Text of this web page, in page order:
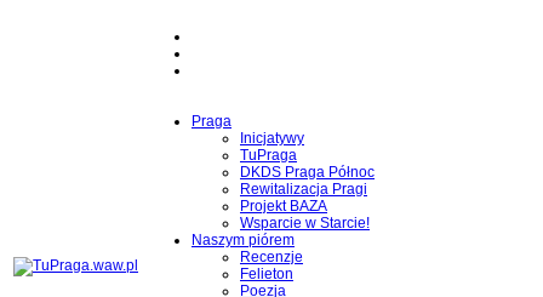
Praga
Inicjatywy
TuPraga
DKDS Praga Północ
Rewitalizacja Pragi
Projekt BAZA
Wsparcie w Starcie!
Naszym piórem
Recenzje
Felieton
Poezja